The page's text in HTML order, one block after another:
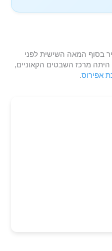
בסוף המאה השישית לפני
מרכז השבטים הקאוניים,
אפירוס.